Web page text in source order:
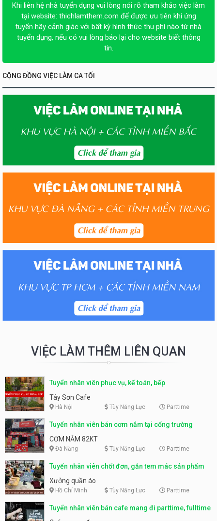
Khi liên hệ nhà tuyển dụng vui lòng nói rõ tham khảo việc làm
tại website: thichlamthem.com để được ưu tiên khi ứng
tuyển hãy cảnh giác với bất kỳ hình thức thu phí nào từ nhà
tuyển dụng, nếu có vui lòng báo lại cho website biết thông
tin.
CỘNG ĐỒNG VIỆC LÀM CA TỐI
VIỆC LÀM THÊM LIÊN QUAN
Tuyển nhân viên phục vụ, kế toán, bếp
Tây Sơn Cafe
Hà Nội Tùy Năng Lực Parttime
Tuyển nhân viên bán cơm nắm tại cổng trường
CƠM NẮM 82KT
Đà Nẵng Tùy Năng Lực Parttime
Tuyển nhân viên chốt đơn, gắn tem mác sản phẩm
Xưởng quần áo
Hồ Chí Minh Tùy Năng Lực Parttime
Tuyển nhân viên bán cafe mang đi parttime, fulltime